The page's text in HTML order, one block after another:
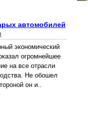
автомобилей
экономический
огромнейшее
на все отрасли
Не обошел
он и..